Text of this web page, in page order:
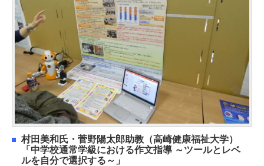
村田美和氏・菅野陽太郎助教（高崎健康福祉大学）
「中学校通常学級における作文指導 ～ツールとレベ
ルを自分で選択する～」